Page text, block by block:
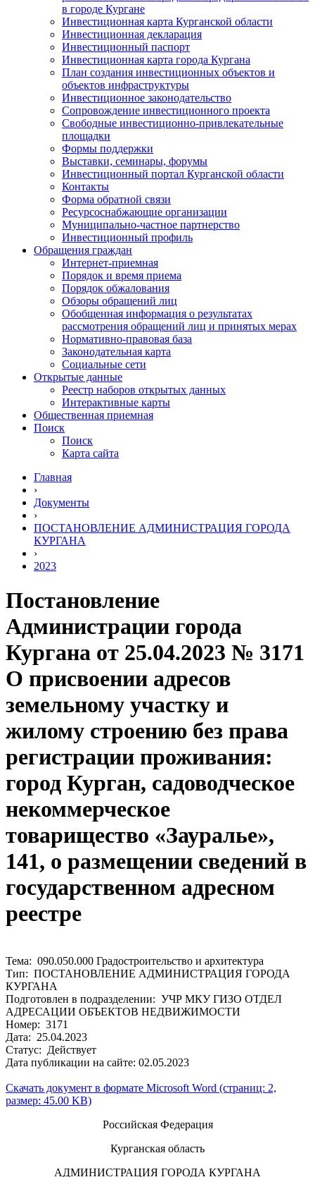
в городе Кургане
Инвестиционная карта Курганской области
Инвестиционная декларация
Инвестиционный паспорт
Инвестиционная карта города Кургана
План создания инвестиционных объектов и
объектов инфраструктуры
Инвестиционное законодательство
Сопровождение инвестиционного проекта
Свободные инвестиционно-привлекательные
площадки
Формы поддержки
Выставки, семинары, форумы
Инвестиционный портал Курганской области
Контакты
Форма обратной связи
Ресурсоснабжающие организации
Муниципально-частное партнерство
Инвестиционный профиль
Обращения граждан
Интернет-приемная
Порядок и время приема
Порядок обжалования
Обзоры обращений лиц
Обобщенная информация о результатах
рассмотрения обращений лиц и принятых мерах
Нормативно-правовая база
Законодательная карта
Социальные сети
Открытые данные
Реестр наборов открытых данных
Интерактивные карты
Общественная приемная
Поиск
Поиск
Карта сайта
Главная
›
Документы
›
ПОСТАНОВЛЕНИЕ АДМИНИСТРАЦИЯ ГОРОДА
КУРГАНА
›
2023
Постановление
Администрации города
Кургана от 25.04.2023 № 3171
О присвоении адресов
земельному участку и
жилому строению без права
регистрации проживания:
город Курган, садоводческое
некоммерческое
товарищество «Зауралье»,
141, о размещении сведений в
государственном адресном
реестре
Тема: 090.050.000 Градостроительство и архитектура
Тип: ПОСТАНОВЛЕНИЕ АДМИНИСТРАЦИЯ ГОРОДА
КУРГАНА
Подготовлен в подразделении: УЧР МКУ ГИЗО ОТДЕЛ
АДРЕСАЦИИ ОБЪЕКТОВ НЕДВИЖИМОСТИ
Номер: 3171
Дата: 25.04.2023
Статус: Действует
Дата публикации на сайте: 02.05.2023
Скачать документ в формате Microsoft Word (страниц: 2,
размер: 45.00 KB)
Российская Федерация
Курганская область
АДМИНИСТРАЦИЯ ГОРОДА КУРГАНА